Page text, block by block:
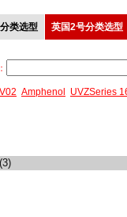
类选型 英国2号分类选型
Amphenol UVZSeries